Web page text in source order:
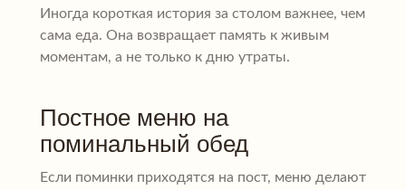
Иногда короткая история за столом важнее, чем
сама еда. Она возвращает память к живым
моментам, а не только к дню утраты.
Постное меню на
поминальный обед
Если поминки приходятся на пост, меню делают